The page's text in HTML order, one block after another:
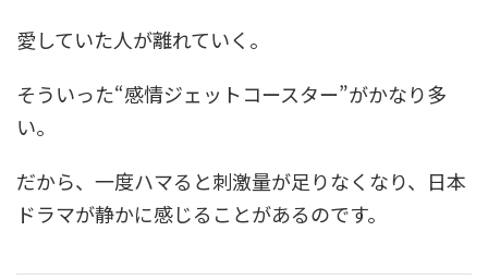
愛していた人が離れていく。
そういった“感情ジェットコースター”がかなり多
い。
だから、一度ハマると刺激量が足りなくなり、日本
ドラマが静かに感じることがあるのです。